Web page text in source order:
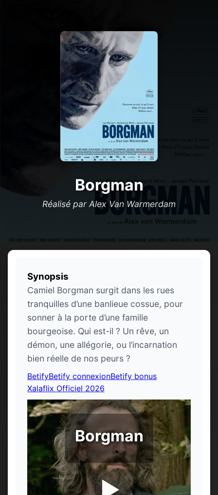
Borgman
Réalisé par Alex Van Warmerdam
Synopsis
Camiel Borgman surgit dans les rues
tranquilles d’une banlieue cossue, pour
sonner à la porte d’une famille
bourgeoise. Qui est-il ? Un rêve, un
démon, une allégorie, ou l’incarnation
bien réelle de nos peurs ?
BetifyBetify connexionBetify bonus
Xalaflix Officiel 2026
Borgman